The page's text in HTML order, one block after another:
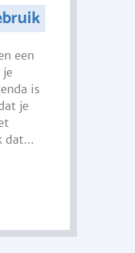
een
is
je
dat...